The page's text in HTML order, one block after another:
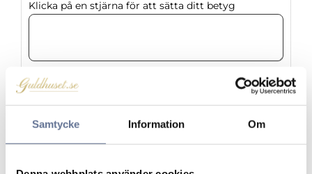
Samtycke Information Om
Klicka på en stjärna för att sätta ditt betyg